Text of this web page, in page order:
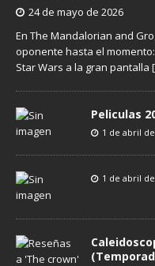
24 de mayo de 2026
En The Mandalorian and
oponente hasta el
Star Wars a la gran pantalla
Peliculas
1 de abril
1 de abril